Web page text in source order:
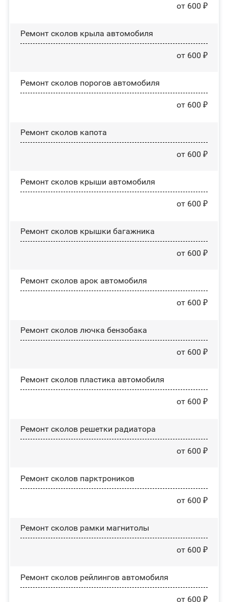
от 600 ₽
Ремонт сколов крыла автомобиля
от 600 ₽
Ремонт сколов порогов автомобиля
от 600 ₽
Ремонт сколов капота
от 600 ₽
Ремонт сколов крыши автомобиля
от 600 ₽
Ремонт сколов крышки багажника
от 600 ₽
Ремонт сколов арок автомобиля
от 600 ₽
Ремонт сколов лючка бензобака
от 600 ₽
Ремонт сколов пластика автомобиля
от 600 ₽
Ремонт сколов решетки радиатора
от 600 ₽
Ремонт сколов парктроников
от 600 ₽
Ремонт сколов рамки магнитолы
от 600 ₽
Ремонт сколов рейлингов автомобиля
от 600 ₽